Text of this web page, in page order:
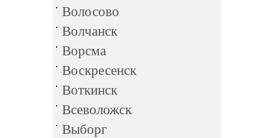
Волосово
Волчанск
Ворсма
Воскресенск
Воткинск
Всеволожск
Выборг